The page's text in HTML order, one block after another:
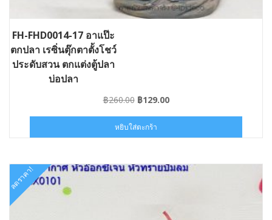
FH-FHD0014-17 อาแป๊ะ
ตกปลา เรซิ่นตุ๊กตาตั้งโชว์
ประดับสวน ตกแต่งตู้ปลา
บ่อปลา
฿260.00 Original
was:
฿260.00.
฿129.00Current
฿129.00.
หยิบใส่ตะกร้า
ลดราคา!